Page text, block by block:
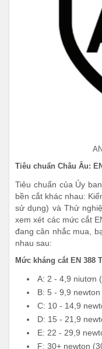
Tiêu chuẩn Châu Âu:
Tiêu chuẩn của Ủy
bền cắt khác nhau:
sử dụng) và Thử
xem xét các mức cắt
đang cân nhắc mua,
nhau sau:
Mức kháng cắt EN 388
A: 2 - 4,9 niutơn
B: 5 - 9,9
C: 10 - 14,9
D: 15 - 21,9
E: 22 - 29,9
F: 30+ newton